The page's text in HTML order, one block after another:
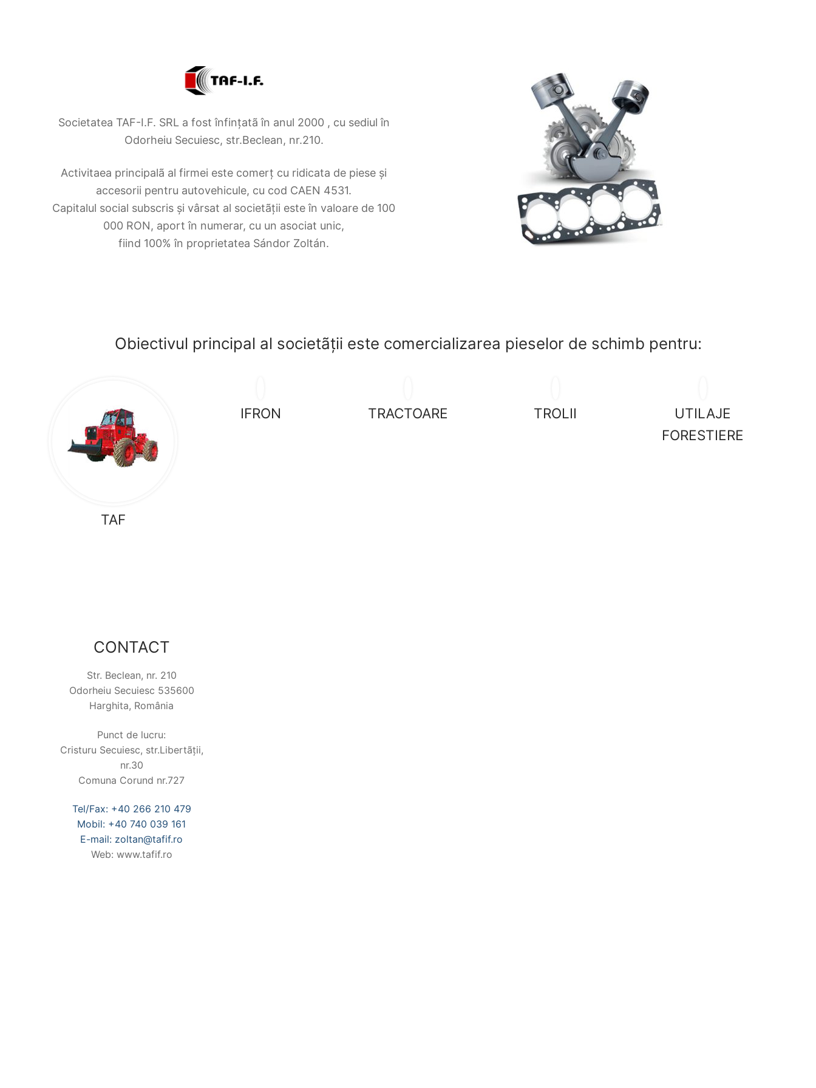
Societatea TAF-I.F. SRL a fost înfințatã în anul 2000 , cu sediul în
Odorheiu Secuiesc, str.Beclean, nr.210.
Activitaea principalã al firmei este comerț cu ridicata de piese și
accesorii pentru autovehicule, cu cod CAEN 4531.
Capitalul social subscris și vârsat al societãții este în valoare de 100
000 RON, aport în numerar, cu un asociat unic,
fiind 100% în proprietatea Sándor Zoltán.
Obiectivul principal al societãții este comercializarea pieselor de schimb pentru:
TAF
IFRON TRACTOARE TROLII
UTILAJE
FORESTIERE
CONTACT
Str. Beclean, nr. 210
Odorheiu Secuiesc 535600
Harghita, România
Punct de lucru:
Cristuru Secuiesc, str.Libertãții,
nr.30
Comuna Corund nr.727
Tel/Fax: +40 266 210 479
Mobil: +40 740 039 161
E-mail: zoltan@tafif.ro
Web: www.tafif.ro